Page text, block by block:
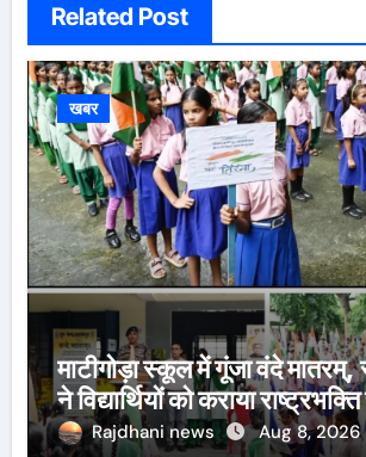
Related Post
खबर
माटीगोड़ा स्कूल में गूंजा वंदे
ने विद्यार्थियों को कराया
Rajdhani news Aug 8, 2026